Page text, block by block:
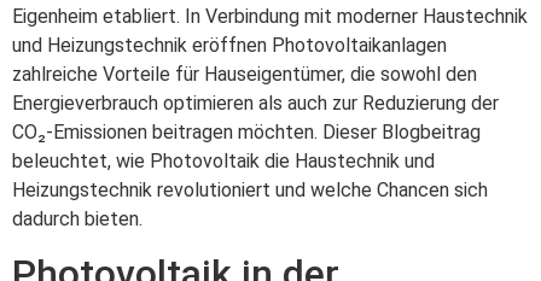
Eigenheim etabliert. In Verbindung mit moderner Haustechnik
und Heizungstechnik eröffnen Photovoltaikanlagen
zahlreiche Vorteile für Hauseigentümer, die sowohl den
Energieverbrauch optimieren als auch zur Reduzierung der
CO₂-Emissionen beitragen möchten. Dieser Blogbeitrag
beleuchtet, wie Photovoltaik die Haustechnik und
Heizungstechnik revolutioniert und welche Chancen sich
dadurch bieten.